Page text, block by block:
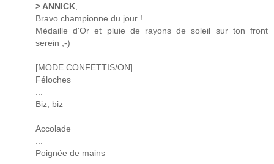
> ANNICK
Bravo championne du jour !
Médaille d'Or et pluie de rayons de soleil sur ton front
serein ;-)
[MODE CONFETTIS/ON]
Féloches
Biz, biz
Accolade
Poignée de mains